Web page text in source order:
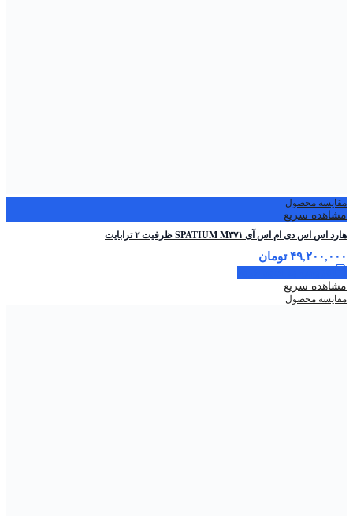
مقایسه محصول
مشاهده سریع
هارد اس اس دی ام اس آی SPATIUM M۳۷۱ ظرفیت ۲ ترابایت
۴۹,۲۰۰,۰۰۰ تومان
مشاهده سریع
مقایسه محصول